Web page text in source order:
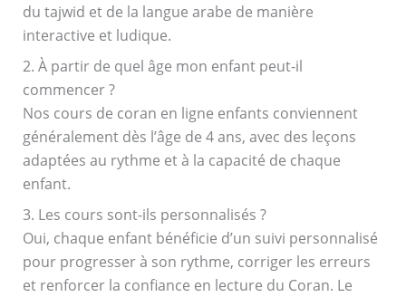
du tajwid et de la langue arabe de manière
interactive et ludique.
2. À partir de quel âge mon enfant peut-il
commencer ?
Nos cours de coran en ligne enfants conviennent
généralement dès l’âge de 4 ans, avec des leçons
adaptées au rythme et à la capacité de chaque
enfant.
3. Les cours sont-ils personnalisés ?
Oui, chaque enfant bénéficie d’un suivi personnalisé
pour progresser à son rythme, corriger les erreurs
et renforcer la confiance en lecture du Coran. Le